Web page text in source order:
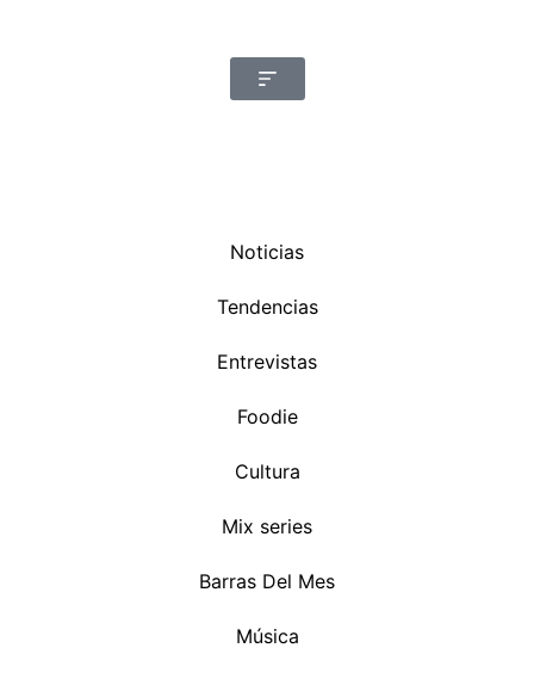
Noticias
Tendencias
Entrevistas
Foodie
Cultura
Mix series
Barras Del Mes
Música